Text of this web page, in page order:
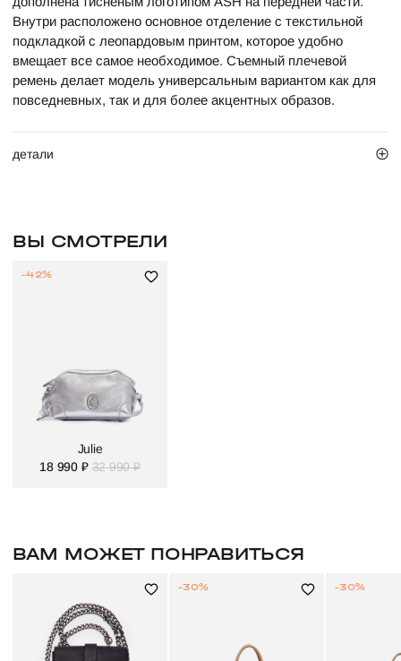
Внутри расположено основное отделение с текстильной
подкладкой с леопардовым принтом, которое удобно
вмещает все самое необходимое. Съемный плечевой
ремень делает модель универсальным вариантом как для
повседневных, так и для более акцентных образов.
детали
ВЫ СМОТРЕЛИ
Julie
18 990 ₽ 32 990 ₽
-42%
ВАМ МОЖЕТ ПОНРАВИТЬСЯ
-30% -30%